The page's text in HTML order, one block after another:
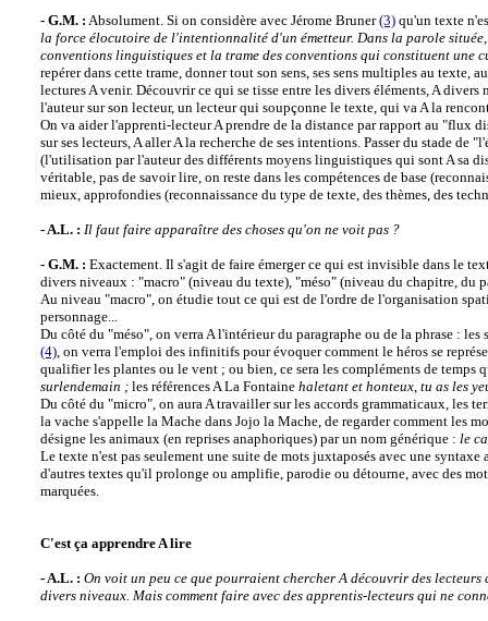
- G.M. : Absolument. Si on considère avec Jérome Bruner(3) qu'un texte
la force élocutoire de l'intentionnalité d'un émetteur. Dans la parole
conventions linguistiques et la trame des conventions qui constituent une
repérer dans cette trame, donner tout son sens, ses sens multiples au
lectures A venir. Découvrir ce qui se tisse entre les divers éléments, A
l'auteur sur son lecteur, un lecteur qui soupçonne le texte, qui va A la
On va aider l'apprenti-lecteur A prendre de la distance par rapport au "flux
sur ses lecteurs, A aller A la recherche de ses intentions. Passer du stade
(l'utilisation par l'auteur des différents moyens linguistiques qui sont A sa
véritable, pas de savoir lire, on reste dans les compétences de base
mieux, approfondies (reconnaissance du type de texte, des thèmes, des
- A.L. : Il faut faire apparaître des choses qu'on ne voit pas ?
- G.M. : Exactement. Il s'agit de faire émerger ce qui est invisible dans le
divers niveaux : "macro" (niveau du texte), "méso" (niveau du chapitre, du
Au niveau "macro", on étudie tout ce qui est de l'ordre de l'organisation
personnage...
Du côté du "méso", on verra A l'intérieur du paragraphe ou de la phrase :
(4), on verra l'emploi des infinitifs pour évoquer comment le héros se
qualifier les plantes ou le vent ; ou bien, ce sera les compléments de temps
surlendemain ; les références A La Fontaine haletant et honteux, tu as les
Du côté du "micro", on aura A travailler sur les accords grammaticaux, les
la vache s'appelle la Mache dans Jojo la Mache, de regarder comment les
désigne les animaux (en reprises anaphoriques) par un nom générique : le
Le texte n'est pas seulement une suite de mots juxtaposés avec une
d'autres textes qu'il prolonge ou amplifie, parodie ou détourne, avec des
marquées.
C'est ça apprendre A lire
- A.L. : On voit un peu ce que pourraient chercher A découvrir des
divers niveaux. Mais comment faire avec des apprentis-lecteurs qui ne